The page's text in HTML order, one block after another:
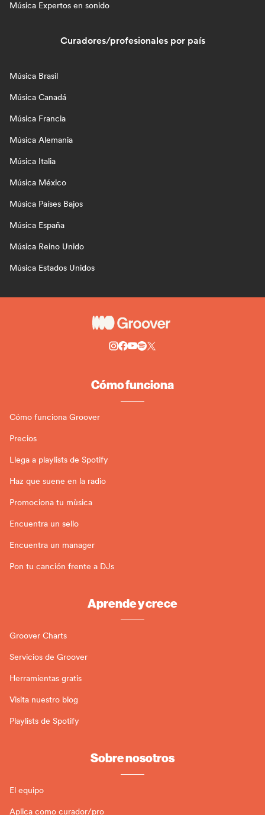
Música Expertos en sonido
Curadores/profesionales por país
Música Brasil
Música Canadá
Música Francia
Música Alemania
Música Italia
Música México
Música Países Bajos
Música España
Música Reino Unido
Música Estados Unidos
Cómo funciona
Cómo funciona Groover
Precios
Llega a playlists de Spotify
Haz que suene en la radio
Promociona tu mùsica
Encuentra un sello
Encuentra un manager
Pon tu canción frente a DJs
Aprende y crece
Groover Charts
Servicios de Groover
Herramientas gratis
Visita nuestro blog
Playlists de Spotify
Sobre nosotros
El equipo
Aplica como curador/pro